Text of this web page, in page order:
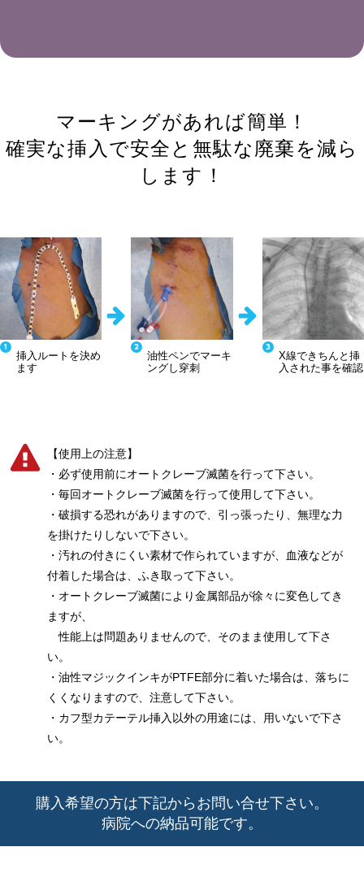
マーキングがあれば簡単！
確実な挿入で安全と無駄な廃棄を減ら
します！
挿入ルートを決め
ます
油性ペンでマーキ
ングし穿刺
X線できちんと挿
入された事を確認
【使用上の注意】
・必ず使用前にオートクレーブ滅菌を行って下さい。
・毎回オートクレーブ滅菌を行って使用して下さい。
・破損する恐れがありますので、引っ張ったり、無理な力
を掛けたりしないで下さい。
・汚れの付きにくい素材で作られていますが、血液などが
付着した場合は、ふき取って下さい。
・オートクレーブ滅菌により金属部品が徐々に変色してき
ますが、
性能上は問題ありませんので、そのまま使用して下さ
い。
・油性マジックインキがPTFE部分に着いた場合は、落ちに
くくなりますので、注意して下さい。
・カフ型カテーテル挿入以外の用途には、用いないで下さ
い。
購入希望の方は下記からお問い合せ下さい。
病院への納品可能です。